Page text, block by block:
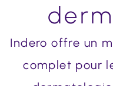
Indero offre un
complet pour